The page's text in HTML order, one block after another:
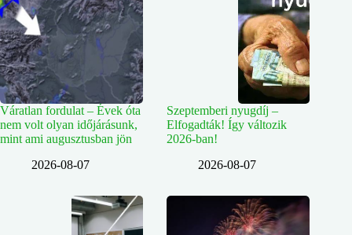
Váratlan fordulat – Évek óta
nem volt olyan időjárásunk,
mint ami augusztusban jön
2026-08-07
Szeptemberi nyugdíj –
Elfogadták! Így változik
2026-ban!
2026-08-07